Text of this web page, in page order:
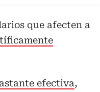
que afecten a
efectiva,